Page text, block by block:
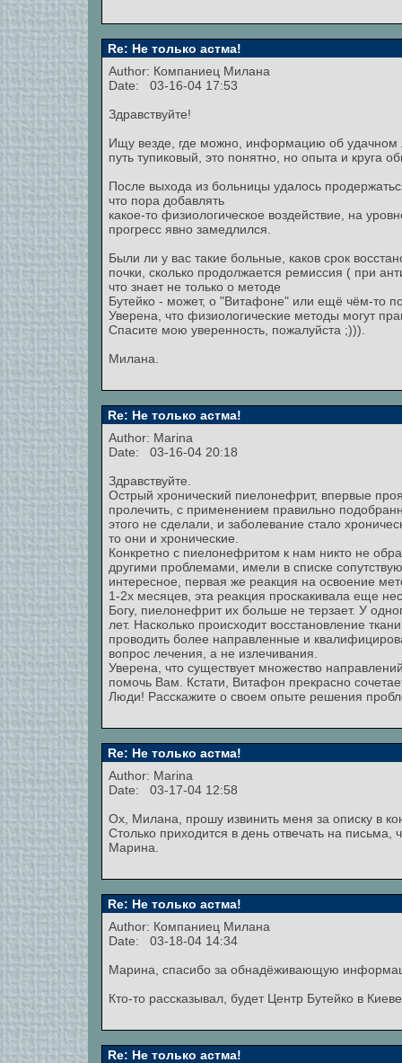
Re: Не только астма!
Author: Компаниец Милана
Date: 03-16-04 17:53
Здравствуйте!
Ищу везде, где можно, информацию об удачном
путь тупиковый, это понятно, но опыта и
После выхода из больницы удалось
что пора добавлять
какое-то физиологическое воздействие, на
прогресс явно замедлился.
Были ли у вас такие больные, каков срок
почки, сколько продолжается ремиссия ( при
что знает не только о методе
Бутейко - может, о "Витафоне" или ещё чём-то
Уверена, что физиологические методы могут
Спасите мою уверенность, пожалуйста ;))).
Милана.
Re: Не только астма!
Author: Marina
Date: 03-16-04 20:18
Здравствуйте.
Острый хронический пиелонефрит, впервые
пролечить, с применением правильно
этого не сделали, и заболевание стало
то они и хронические.
Конкретно с пиелонефритом к нам никто не
другими проблемами, имели в списке
интересное, первая же реакция на освоение
1-2х месяцев, эта реакция проскакивала еще
Богу, пиелонефрит их больше не терзает. У
лет. Насколько происходит восстановление
проводить более направленные и
вопрос лечения, а не излечивания.
Уверена, что существует множество
помочь Вам. Кстати, Витафон прекрасно
Люди! Расскажите о своем опыте решения
Re: Не только астма!
Author: Marina
Date: 03-17-04 12:58
Ох, Милана, прошу извинить меня за описку в
Столько приходится в день отвечать на письма,
Марина.
Re: Не только астма!
Author: Компаниец Милана
Date: 03-18-04 14:34
Марина, спасибо за обнадёживающую
Кто-то рассказывал, будет Центр Бутейко в
Re: Не только астма!